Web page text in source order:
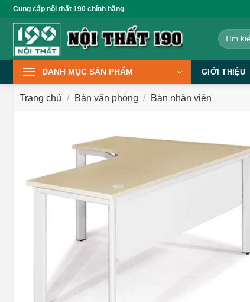
qua
dung
Cung cấp nội thất 190 chính hãng
Tìm
kiếm:
DANH MỤC SẢN PHẨM GIỚI THIỆU
Trang chủ / Bàn văn phòng / Bàn nhân viên